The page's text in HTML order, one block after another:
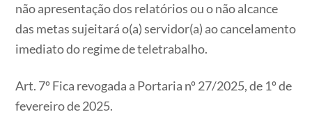
não apresentação dos relatórios ou o não alcance
das metas sujeitará o(a) servidor(a) ao cancelamento
imediato do regime de teletrabalho.
Art. 7º Fica revogada a Portaria nº 27/2025, de 1º de
fevereiro de 2025.